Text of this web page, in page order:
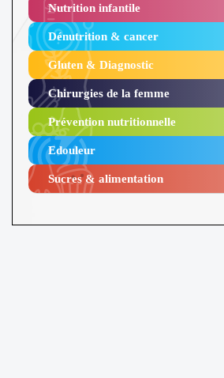
Nutrition infantile
Dénutrition & cancer
Gluten & Diagnostic
Chirurgies de la femme
Prévention nutritionnelle
Edouleur​
Sucres & alimentation​